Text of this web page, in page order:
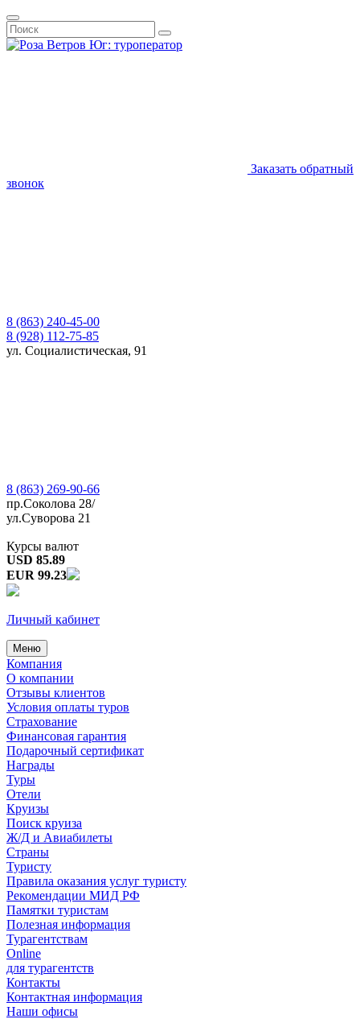
Заказать обратный
звонок
8 (863) 240-45-00
8 (928) 112-75-85
ул. Социалистическая, 91
8 (863) 269-90-66
пр.Соколова 28/
ул.Суворова 21
Курсы валют
USD 85.89
EUR 99.23
Личный кабинет
Меню
Компания
О компании
Отзывы клиентов
Условия оплаты туров
Страхование
Финансовая гарантия
Подарочный сертификат
Награды
Туры
Отели
Круизы
Поиск круиза
Ж/Д и Авиабилеты
Страны
Туристу
Правила оказания услуг туристу
Рекомендации МИД РФ
Памятки туристам
Полезная информация
Турагентствам
Online
для турагентств
Контакты
Контактная информация
Наши офисы